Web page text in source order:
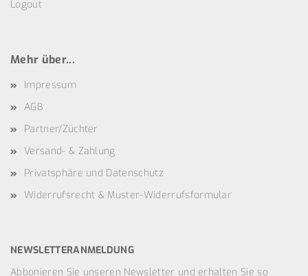
Logout
Mehr über...
Impressum
AGB
Partner/Züchter
Versand- & Zahlung
Privatsphäre und Datenschutz
Widerrufsrecht & Muster-Widerrufsformular
NEWSLETTERANMELDUNG
Abbonieren Sie unseren Newsletter und erhalten Sie so